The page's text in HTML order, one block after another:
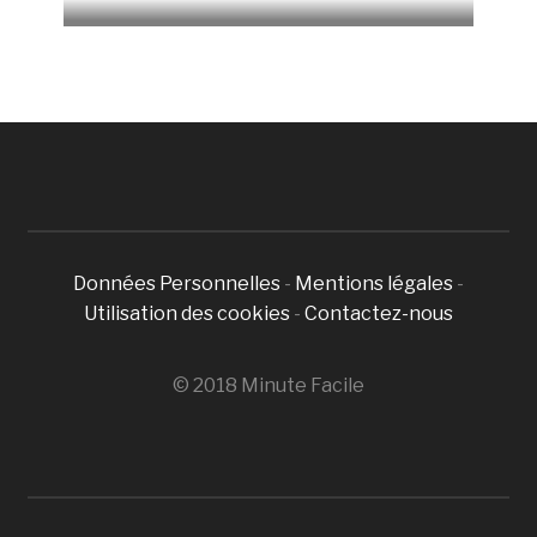
Données Personnelles - Mentions légales -
Utilisation des cookies - Contactez-nous
© 2018 Minute Facile